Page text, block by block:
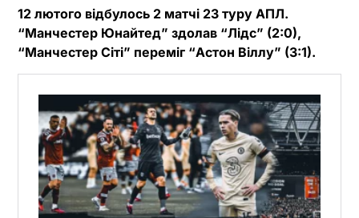
12 лютого відбулось 2 матчі 23 туру АПЛ.
“Манчестер Юнайтед” здолав “Лідс” (2:0),
“Манчестер Сіті” переміг “Астон Віллу” (3:1).